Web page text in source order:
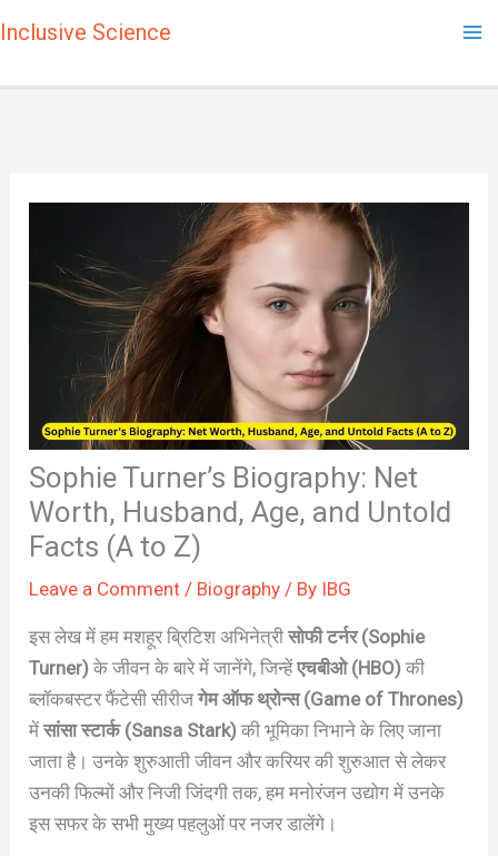
to
Inclusive Science
Sophie Turner’s Biography: Net
Worth, Husband, Age, and Untold
Facts (A to Z)
Leave a Comment / Biography / By IBG
इस लेख में हम मशहूर ब्रिटिश अभिनेत्रीसोफी टर्नर (Sophie
Turner) के जीवन के बारे में जानेंगे, जिन्हेंएचबीओ (HBO) की
ब्लॉकबस्टर फैंटेसी सीरीजगेम ऑफ थ्रोन्स (Game of Thrones)
मेंसांसा स्टार्क (Sansa Stark) की भूमिका निभाने के लिए जाना
जाता है। उनके शुरुआती जीवन और करियर की शुरुआत से लेकर
उनकी फिल्मों और निजी जिंदगी तक, हम मनोरंजन उद्योग में उनके
इस सफर के सभी मुख्य पहलुओं पर नजर डालेंगे।